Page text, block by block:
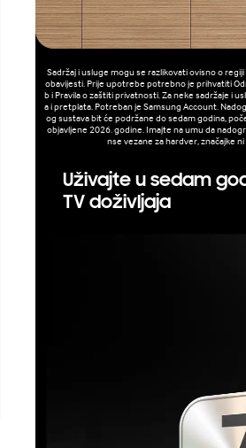
Sadržaj i usluge mogu se razlikovati ovisno o
obavijesti. Prije upotrebe potrebno je prihvatiti
b i Pravila o zaštiti privatnosti. Za neke sadržaje i
a i pretplata. Potreban je Samsung Account.
og sustava bit će podržane do sedam godina,
objavljene 2026. godine. Imajte na umu da
nse vezane za hardver, značajke
Uživajte u sedam
TV doživljaja